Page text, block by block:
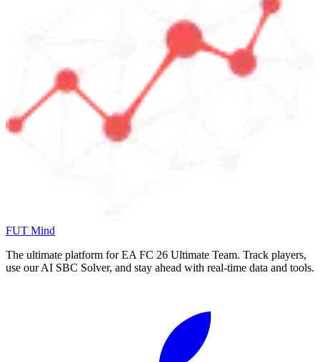
FUT Mind
The ultimate platform for EA FC 26 Ultimate Team. Track players,
use our AI SBC Solver, and stay ahead with real-time data and tools.